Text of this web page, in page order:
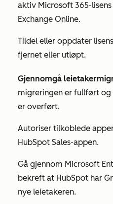
aktiv Microsoft 365-
Exchange Online.
Tildel eller oppdater
fjernet eller utløpt.
Gjennomgå
migreringen er fullført
er overført.
Autoriser tilkoblede
HubSpot Sales-appen.
Gå gjennom Microsoft
bekreft at HubSpot har
nye leietakeren.